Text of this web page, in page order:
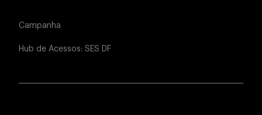
Campanha
Hub de Acessos: SES DF